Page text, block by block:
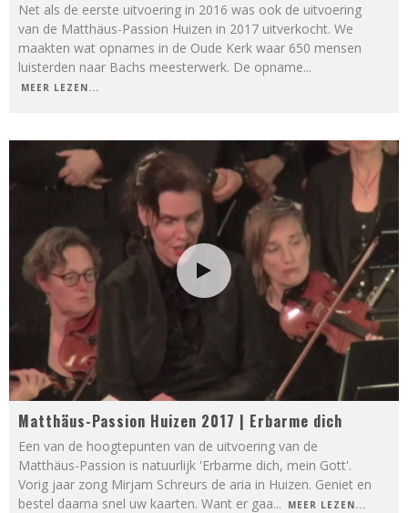
Net als de eerste uitvoering in 2016 was ook de uitvoering
van de Matthäus-Passion Huizen in 2017 uitverkocht. We
maakten wat opnames in de Oude Kerk waar 650 mensen
luisterden naar Bachs meesterwerk. De opname...
MEER LEZEN...
Matthäus-Passion Huizen 2017 | Erbarme dich
Een van de hoogtepunten van de uitvoering van de
Matthäus-Passion is natuurlijk 'Erbarme dich, mein Gott'.
Vorig jaar zong Mirjam Schreurs de aria in Huizen. Geniet en
bestel daarna snel uw kaarten. Want er gaa... MEER LEZEN...